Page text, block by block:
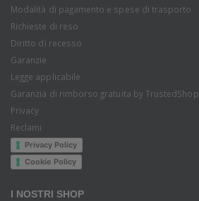
Modalità di pagamento e spese di trasporto
Richieste di reso
Diritto di recesso
Garanzie
Legge applicabile
Garanzia di rimborso gratuita by TrustedShop
Privacy
Reclami
Privacy Policy
Cookie Policy
I NOSTRI SHOP